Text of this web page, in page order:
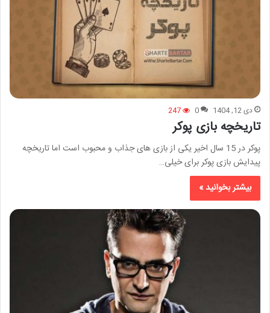
دی 12, 1404 0
247
تاریخچه بازی پوکر
پوکر در 15 سال اخیر یکی از بازی های جذاب و محبوب است اما تاریخچه
پیدایش بازی پوکر برای خیلی…
بیشتر بخوانید »